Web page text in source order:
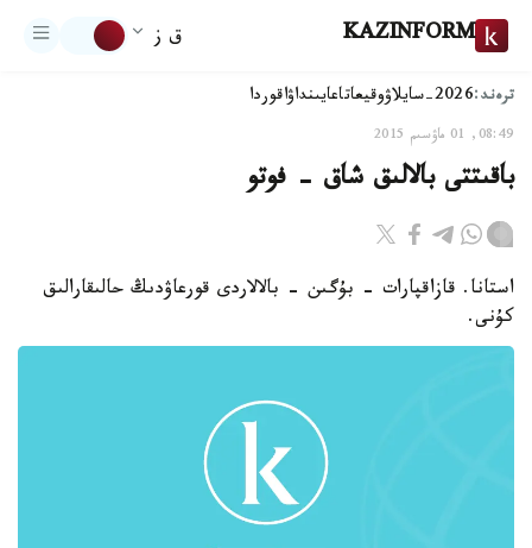
KAZINFORM ق ز
ترەند:2026-سايلاۋ وقيعاتاعايىنداۋاقوردا
08:49, 01 ماۋسىم 2015
باقىتتى بالالىق شاق - فوتو
استانا. قازاقپارات - بۇگىن - بالالاردى قورعاۋدىڭ حالىقارالىق
كۇنى.